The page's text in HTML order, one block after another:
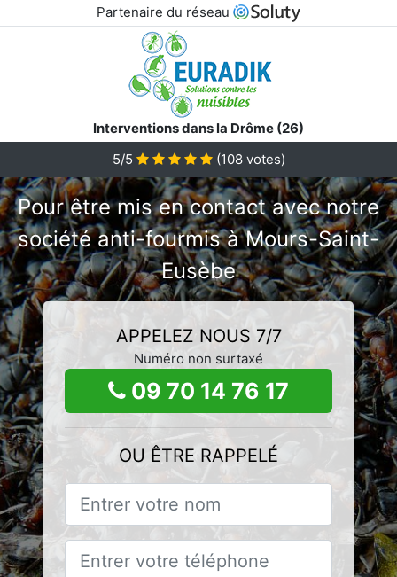
Partenaire du réseau
Interventions dans la Drôme (26)
5/5
(108votes)
Pour être mis en contact avec notre
société anti-fourmis à Mours-Saint-
Eusèbe
APPELEZ NOUS 7/7
Numéro non surtaxé
09 70 14 76 17
OU ÊTRE RAPPELÉ